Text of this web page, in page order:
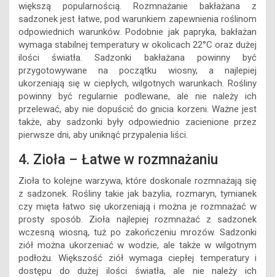
większą popularnością. Rozmnażanie bakłażana z
sadzonek jest łatwe, pod warunkiem zapewnienia roślinom
odpowiednich warunków. Podobnie jak papryka, bakłażan
wymaga stabilnej temperatury w okolicach 22°C oraz dużej
ilości światła. Sadzonki bakłażana powinny być
przygotowywane na początku wiosny, a najlepiej
ukorzeniają się w ciepłych, wilgotnych warunkach. Rośliny
powinny być regularnie podlewane, ale nie należy ich
przelewać, aby nie dopuścić do gnicia korzeni. Ważne jest
także, aby sadzonki były odpowiednio zacienione przez
pierwsze dni, aby uniknąć przypalenia liści.
4. Zioła – Łatwe w rozmnażaniu
Zioła to kolejne warzywa, które doskonale rozmnażają się
z sadzonek. Rośliny takie jak bazylia, rozmaryn, tymianek
czy mięta łatwo się ukorzeniają i można je rozmnażać w
prosty sposób. Zioła najlepiej rozmnażać z sadzonek
wczesną wiosną, tuż po zakończeniu mrozów. Sadzonki
ziół można ukorzeniać w wodzie, ale także w wilgotnym
podłożu. Większość ziół wymaga ciepłej temperatury i
dostępu do dużej ilości światła, ale nie należy ich